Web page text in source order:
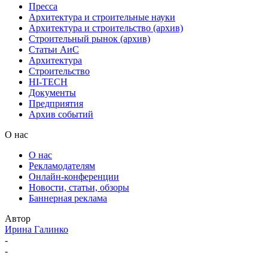
Пресса
Архитектура и строительные науки
Архитектура и строительство (архив)
Строительный рынок (архив)
Статьи АиС
Архитектура
Строительство
HI-TECH
Документы
Предприятия
Архив событий
О нас
О нас
Рекламодателям
Онлайн-конференции
Новости, статьи, обзоры
Баннерная реклама
Автор
Ирина Галинко
-
-